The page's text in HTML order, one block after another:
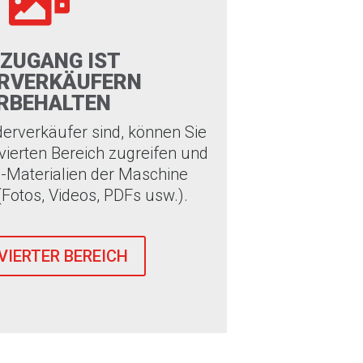
IST
sind, können Sie
Bereich zugreifen und
der Maschine
Videos, PDFs usw.).
BEREICH